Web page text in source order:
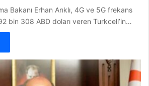
Bakanı Erhan Arıklı, 4G ve 5G frekans
bin 308 ABD doları veren Turkcell’in…